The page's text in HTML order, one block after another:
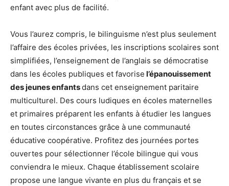
enfant avec plus de facilité.
Vous l’aurez compris, le bilinguisme n’est plus seulement
l’affaire des écoles privées, les inscriptions scolaires sont
simplifiées, l’enseignement de l’anglais se démocratise
dans les écoles publiques et favorise l’épanouissement
des jeunes enfantsdans cet enseignement paritaire
multiculturel. Des cours ludiques en écoles maternelles
et primaires préparent les enfants à étudier les langues
en toutes circonstances grâce à une communauté
éducative coopérative. Profitez des journées portes
ouvertes pour sélectionner l’école bilingue qui vous
conviendra le mieux. Chaque établissement scolaire
propose une langue vivante en plus du français et se